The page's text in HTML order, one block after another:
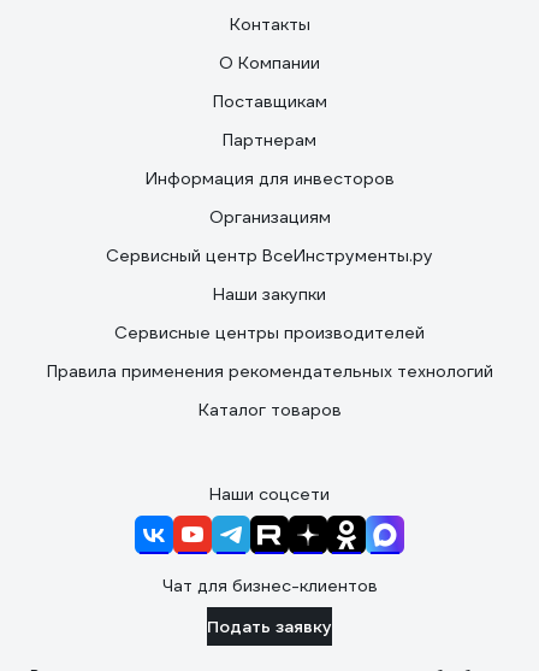
Контакты
О Компании
Поставщикам
Партнерам
Информация для инвесторов
Организациям
Сервисный центр ВсеИнструменты.ру
Наши закупки
Сервисные центры производителей
Правила применения рекомендательных технологий
Каталог товаров
Наши соцсети
Чат для бизнес-клиентов
Подать заявку